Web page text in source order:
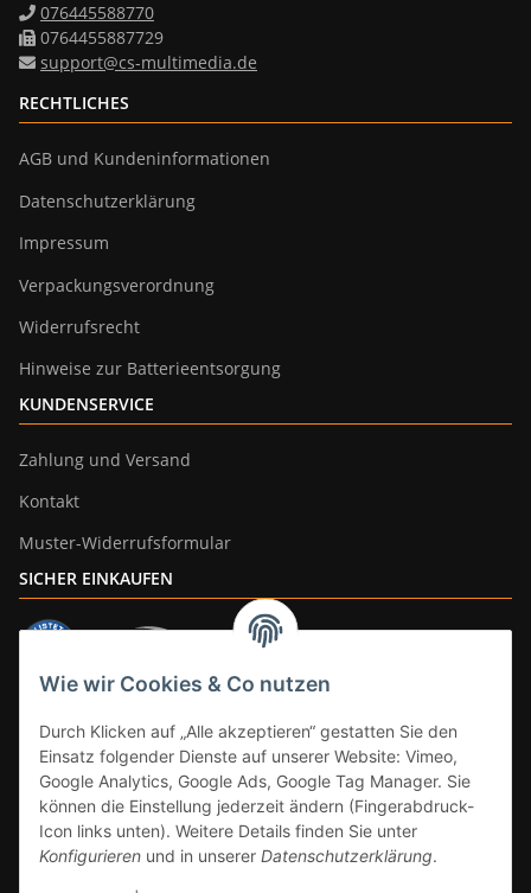
Wie wir Cookies & Co nutzen
Durch Klicken auf „Alle akzeptieren“ gestatten Sie den
Einsatz folgender Dienste auf unserer Website: Vimeo,
Google Analytics, Google Ads, Google Tag Manager. Sie
können die Einstellung jederzeit ändern (Fingerabdruck-
Icon links unten). Weitere Details finden Sie unter
Konfigurieren und in unserer Datenschutzerklärung.
076445588770
0764455887729
support@cs-multimedia.de
RECHTLICHES
AGB und Kundeninformationen
Datenschutzerklärung
Impressum
Verpackungsverordnung
Widerrufsrecht
Hinweise zur Batterieentsorgung
KUNDENSERVICE
Zahlung und Versand
Kontakt
Muster-Widerrufsformular
SICHER EINKAUFEN